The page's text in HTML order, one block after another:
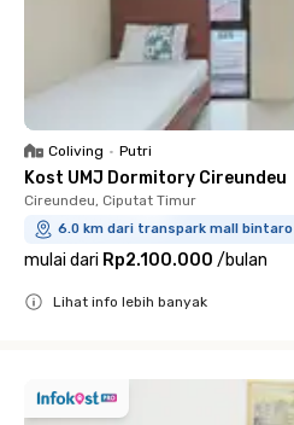
Coliving • Putri
Kost UMJ Dormitory Cireundeu
Cireundeu, Ciputat Timur
6.0 km dari transpark mall bintaro
mulai dari Rp2.100.000 /bulan
Lihat info lebih banyak